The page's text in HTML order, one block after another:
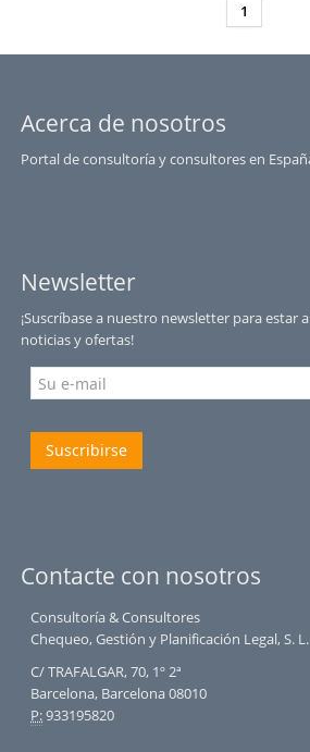
1
Acerca de nosotros
Portal de consultoría y consultores en
Newsletter
¡Suscríbase a nuestro newsletter para estar
noticias y ofertas!
Suscribirse
Contacte con nosotros
Consultoría & Consultores
Chequeo, Gestión y Planificación Legal, S. L.
C/ TRAFALGAR, 70, 1º 2ª
Barcelona, Barcelona 08010
P:933195820